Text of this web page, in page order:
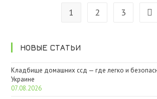
Печальный
1 2 3
НОВЫЕ СТАТЬИ
Кладбище домашних ссд — где легко и
Украине
07.08.2026